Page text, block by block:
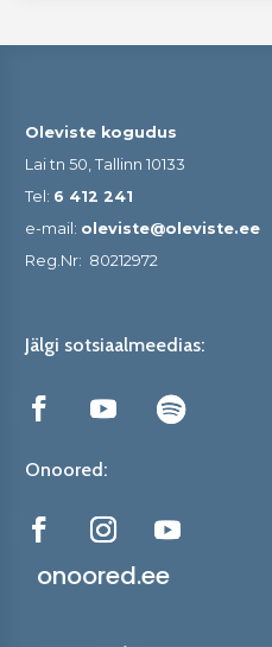
Oleviste kogudus
Lai tn 50, Tallinn 10133
Tel: 6 412 241
e-mail: oleviste@oleviste.ee
Reg.Nr: 80212972
Jälgi sotsiaalmeedias:
Onoored:
onoored.ee